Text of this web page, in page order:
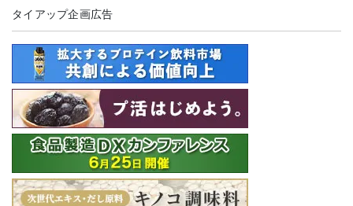
タイアップ企画広告